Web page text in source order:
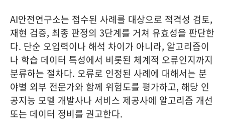
AI안전연구소는 접수된 사례를 대상으로 적격성 검토,
재현 검증, 최종 판정의 3단계를 거쳐 유효성을 판단한
다. 단순 오입력이나 해석 차이가 아니라, 알고리즘이
나 학습 데이터 특성에서 비롯된 체계적 오류인지까지
분류하는 절차다. 오류로 인정된 사례에 대해서는 분
야별 외부 전문가와 함께 위험도를 평가하고, 해당 인
공지능 모델 개발사나 서비스 제공사에 알고리즘 개선
또는 데이터 정비를 권고한다.